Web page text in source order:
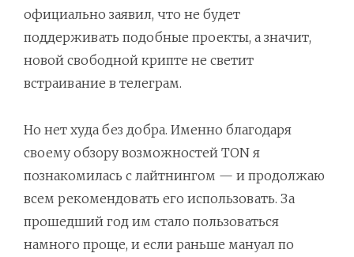
официально заявил, что не будет
поддерживать подобные проекты, а значит,
новой свободной крипте не светит
встраивание в телеграм.
Но нет худа без добра. Именно благодаря
своему обзору возможностей TON я
познакомилась с лайтнингом — и продолжаю
всем рекомендовать его использовать. За
прошедший год им стало пользоваться
намного проще, и если раньше мануал по